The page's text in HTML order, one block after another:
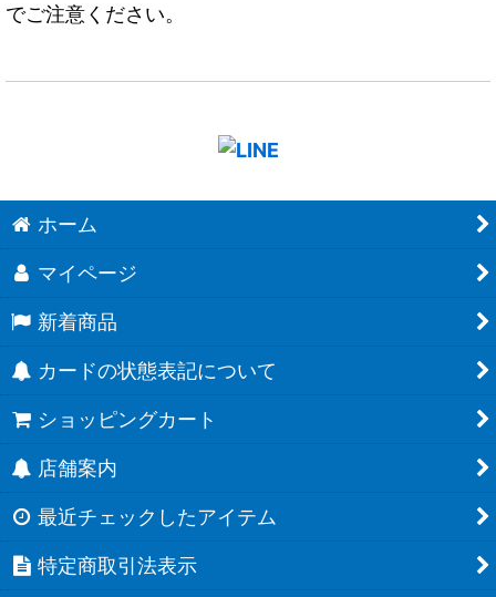
でご注意ください。
ホーム
マイページ
新着商品
カードの状態表記について
ショッピングカート
店舗案内
最近チェックしたアイテム
特定商取引法表示